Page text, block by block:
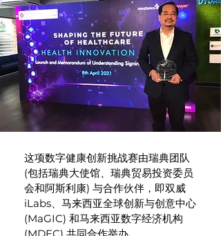
这项数字健康创新挑战赛由瑞典团队
(包括瑞典大使馆、瑞典贸易投资委员
会和阿斯利康) 与合作伙伴，即双威
iLabs、马来西亚全球创新与创意中心
(MaGIC) 和马来西亚数字经济机构
(MDEC) 共同合作举办。